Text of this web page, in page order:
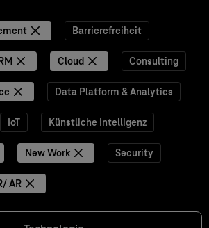
Barrierefreiheit
Cloud Consulting
Data Platform & Analytics
IoT Künstliche Intelligenz
New Work Security
AR